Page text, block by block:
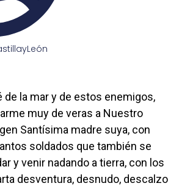
de la mar y de estos enemigos,
muy de veras a Nuestro
Santísima madre suya, con
soldados que también se
y venir nadando a tierra, con los
desventura, desnudo, descalzo